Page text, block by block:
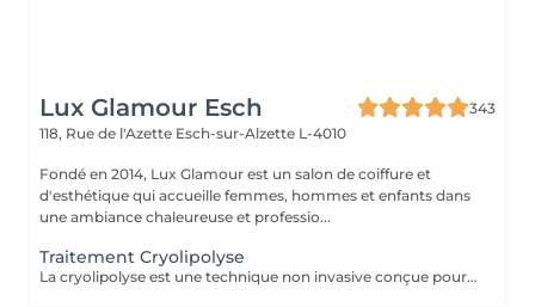
Lux Glamour Esch
343
118, Rue de l'Azette Esch-sur-Alzette L-4010
Fondé en 2014, Lux Glamour est un salon de coiffure et
d'esthétique qui accueille femmes, hommes et enfants dans
une ambiance chaleureuse et professio...
Traitement Cryolipolyse
La cryolipolyse est une technique non invasive conçue pour réduire les amas graisseux localisés. Grâce au froid contrôlé, les cellules graisseuses sont cristallisées puis éliminées naturellement par l'organisme, sans chirurgie ni aiguilles. Ce traitement permet de remodeler la silhouette de façon ciblée, avec des résultats progressifs et durables, tout en préservant la peau et les tissus environnants. Idéal pour les zones comme le ventre, les cuisses ou les bras, il offre une alternative sûre et efficace pour affiner la silhouette.